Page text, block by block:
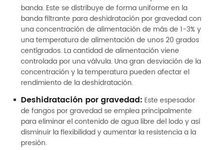
banda. Este se distribuye de forma uniforme en la
banda filtrante para deshidratación por gravedad con
una concentración de alimentación de más de 1-3% y
una temperatura de alimentación de unos 20 grados
centígrados. La cantidad de alimentación viene
controlada por una válvula. Una gran desviación de la
concentración y la temperatura pueden afectar el
rendimiento de la deshidratación.
Deshidratación por gravedad: Este espesador
de fangos por gravedad se emplea principalmente
para eliminar el contenido de agua libre del lodo y así
disminuir la flexibilidad y aumentar la resistencia a la
presión.